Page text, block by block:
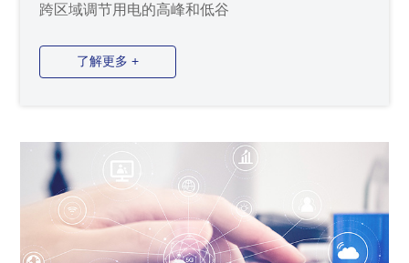
跨区域调节用电的高峰和低谷
了解更多 +